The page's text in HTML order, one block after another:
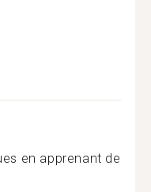
en apprenant de